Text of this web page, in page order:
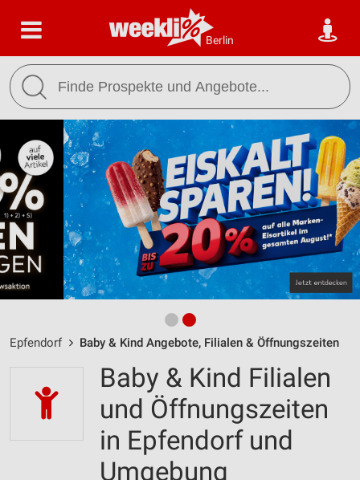
Berlin
Epfendorf Baby & Kind Angebote, Filialen & Öffnungszeiten
Baby & Kind Filialen
und Öffnungszeiten
in Epfendorf und
Umgebung